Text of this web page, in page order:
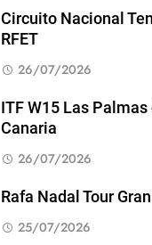
Circuito Nacional
RFET
26/07/2026
ITF W15 Las Palmas
Canaria
26/07/2026
Rafa Nadal Tour
25/07/2026